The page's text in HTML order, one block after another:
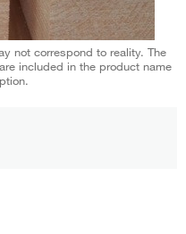
not correspond to reality. The
included in the product name